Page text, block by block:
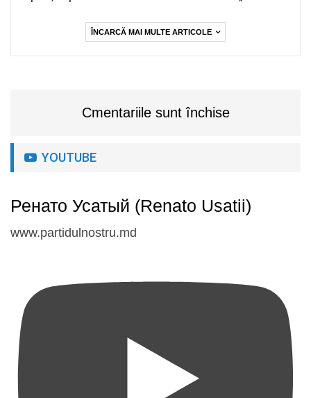
ÎNCARCĂ MAI MULTE ARTICOLE
Cmentariile sunt închise
YOUTUBE
Ренато Усатый (Renato Usatii)
www.partidulnostru.md